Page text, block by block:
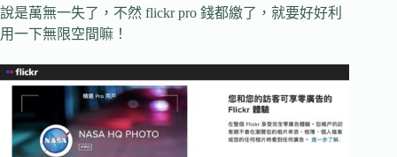
說是萬無一失了，不然 flickr pro 錢都繳了，就要好好利
用一下無限空間嘛！